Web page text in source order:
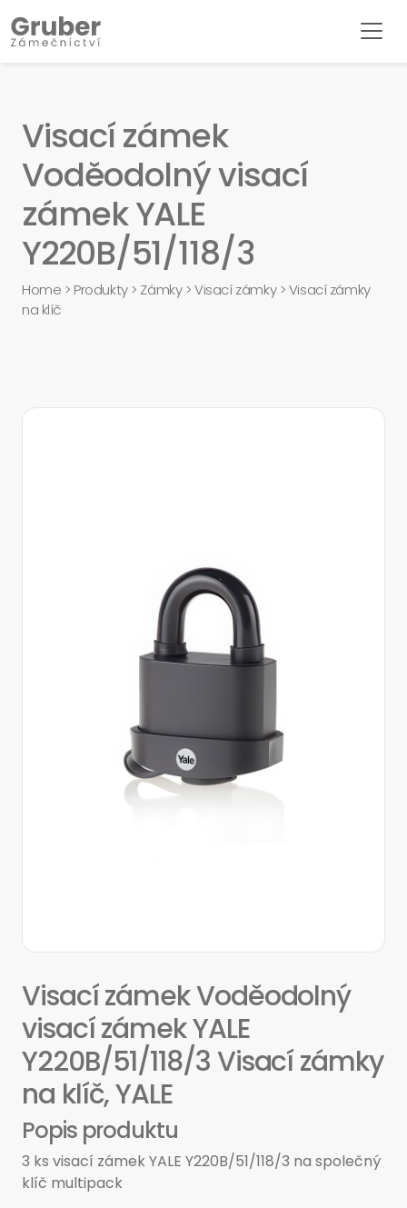
Visací zámek
Voděodolný visací
zámek YALE
Y220B/51/118/3
Home > Produkty> Zámky>Visací zámky>Visací zámky
na klíč
Visací zámek Voděodolný
visací zámek YALE
Y220B/51/118/3 Visací zámky
na klíč, YALE
Popis produktu
3 ks visací zámek YALE Y220B/51/118/3 na společný
klíč multipack